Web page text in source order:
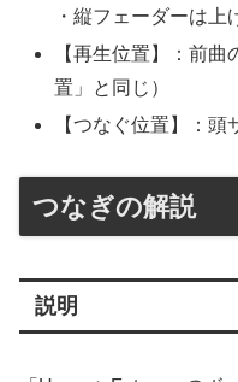
・縦フェーダーは上
【再生位置】：前
置」と同じ）
【つなぐ位置】：頭
つなぎの解説
説明